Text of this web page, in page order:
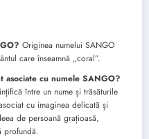
Originea numelui SANGO
care înseamnă „coral”.
asociate cu numele SANGO?
între un nume și trăsăturile
cu imaginea delicată și
de persoană grațioasă,
profundă.